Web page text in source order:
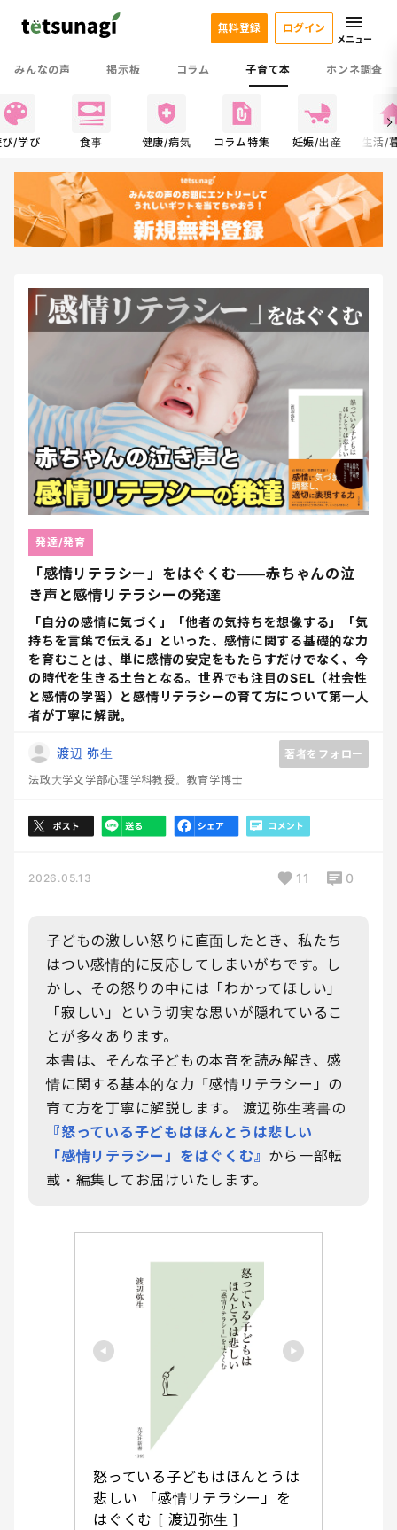
みんなの声 掲示板 コラム 子育て本 ホンネ調査
無料登録 ログイン
メニュー
び/学び 食事 健康/病気 コラム特集 妊娠/出産 生活/
「感情リテラシー」をはぐくむ――赤ちゃんの泣
き声と感情リテラシーの発達
「自分の感情に気づく」「他者の気持ちを想像する」「気
持ちを言葉で伝える」といった、感情に関する基礎的な力
を育むことは、単に感情の安定をもたらすだけでなく、今
の時代を生きる土台となる。世界でも注目のSEL（社会性
と感情の学習）と感情リテラシーの育て方について第一人
者が丁寧に解説。
発達/発育
渡辺 弥生
著者をフォロー
法政大学文学部心理学科教授。教育学博士
2026.05.13 11 0
子どもの激しい怒りに直面したとき、私たち
はつい感情的に反応してしまいがちです。し
かし、その怒りの中には「わかってほしい」
「寂しい」という切実な思いが隠れているこ
とが多々あります。
本書は、そんな子どもの本音を読み解き、感
情に関する基本的な力「感情リテラシー」の
育て方を丁寧に解説します。 渡辺弥生著書の
『怒っている子どもはほんとうは悲しい
「感情リテラシー」をはぐくむ』 から一部転
載・編集してお届けいたします。
怒っている子どもはほんとうは
悲しい 「感情リテラシー」を
はぐくむ [ 渡辺弥生 ]